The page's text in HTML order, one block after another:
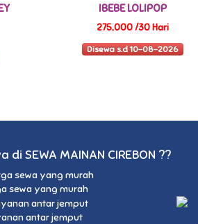
IBEBE LOLIPOP
275,000 /30 Hari
Disewa s.d 10-08-2026
SEWA MAINAN CIREBON ??
sewa yang murah
antar jemput